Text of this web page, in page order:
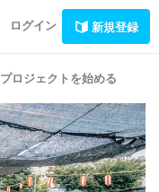
ログイン 新規登録
プロジェクトを始める